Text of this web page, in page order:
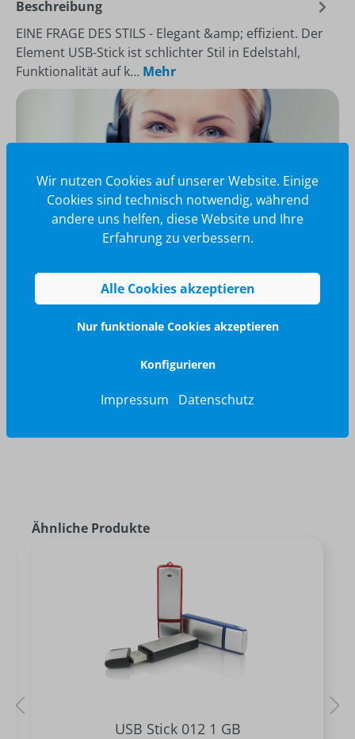
Beschreibung
EINE FRAGE DES STILS - Elegant &amp; effizient. Der
Element USB-Stick ist schlichter Stil in Edelstahl,
Funktionalität auf k… Mehr
Wir glänzen für Sie
040 / 570 18 25 70
Jetzt anfragen
Ähnliche Produkte
USB Stick 012 1 GB
Wir nutzen Cookies auf unserer Website. Einige
Cookies sind technisch notwendig, während
andere uns helfen, diese Website und Ihre
Erfahrung zu verbessern.
Alle Cookies akzeptieren
Nur funktionale Cookies akzeptieren
Konfigurieren
Impressum Datenschutz